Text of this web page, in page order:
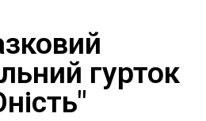
гурток